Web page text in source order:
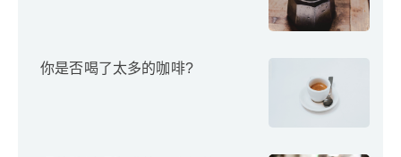
你是否喝了太多的咖啡?